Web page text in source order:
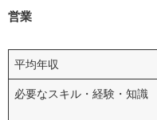
健康管理を徹底する
業務に必要な知識
新しいスキルも勉強
営業
平均年収
必要なスキル・経験・知識